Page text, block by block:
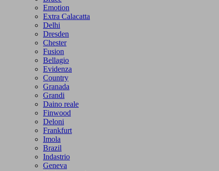
Emotion
Extra Calacatta
Delhi
Dresden
Chester
Fusion
Bellagio
Evidenza
Country
Granada
Grandi
Daino reale
Finwood
Deloni
Frankfurt
Imola
Brazil
Indastrio
Geneva